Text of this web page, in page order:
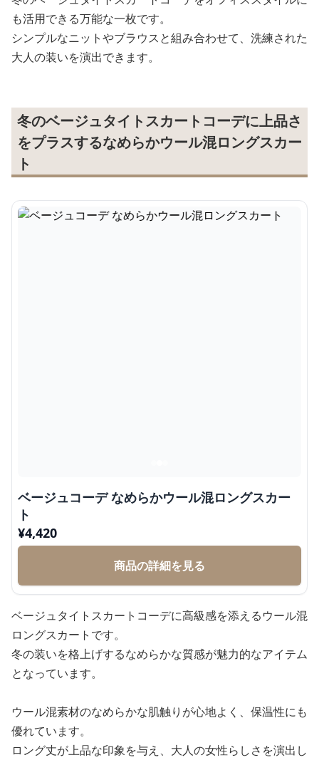
も活用できる万能な一枚です。
シンプルなニットやブラウスと組み合わせて、洗練された
大人の装いを演出できます。
冬のベージュタイトスカートコーデに上品さ
をプラスするなめらかウール混ロングスカー
ト
ベージュコーデ なめらかウール混ロングスカー
ト
¥4,420
商品の詳細を見る
ベージュタイトスカートコーデに高級感を添えるウール混
ロングスカートです。
冬の装いを格上げするなめらかな質感が魅力的なアイテム
となっています。
ウール混素材のなめらかな肌触りが心地よく、保温性にも
優れています。
ロング丈が上品な印象を与え、大人の女性らしさを演出し